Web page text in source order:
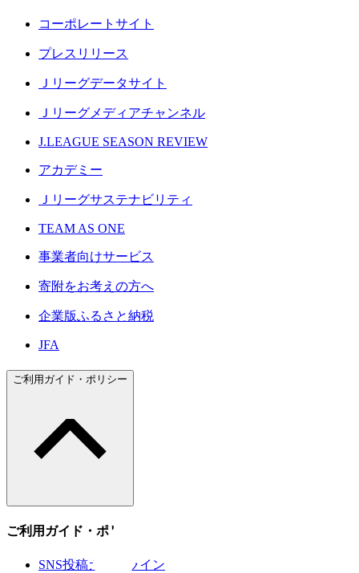
コーポレートサイト
プレスリリース
Ｊリーグデータサイト
Ｊリーグメディアチャンネル
J.LEAGUE SEASON REVIEW
アカデミー
Ｊリーグサステナビリティ
TEAM AS ONE
事業者向けサービス
寄附をお考えの方へ
企業版ふるさと納税
JFA
ご利用ガイド・ポリシー
ご利用ガイド・ポリシー
SNS投稿ガイドライン